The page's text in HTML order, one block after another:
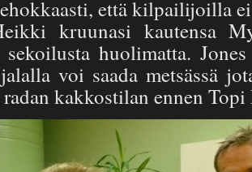
että kilpailijoilla
kruunasi kautensa
sekoilusta huolimatta.
voi saada metsässä
kakkostilan ennen Topi